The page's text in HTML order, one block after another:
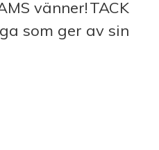
vänner! TACK
som ger av sin